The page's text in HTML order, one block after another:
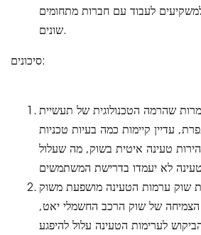
למשקיעים לעבוד עם חברות מתחומים
שונים.
סיכונים:
למרות שהרמה הטכנולוגית של תעשיית
עדיין קיימות כמה בעיות טכניות
טעינה איטית בשוק, מה שעלול
שוק ערמות הטעינה מושפעת משוק
של שוק הרכב החשמלי יאט,